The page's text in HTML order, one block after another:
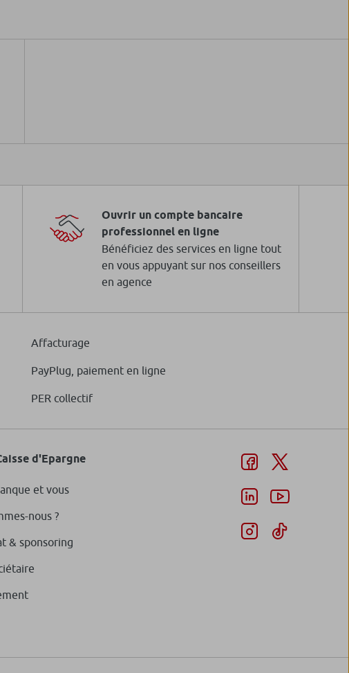
Ouvrir un compte bancaire
professionnel en ligne
Bénéficiez des services en ligne tout
en vous appuyant sur nos conseillers
en agence
Affacturage
PayPlug, paiement en ligne
PER collectif
d'Epargne
et vous
nous ?
& sponsoring